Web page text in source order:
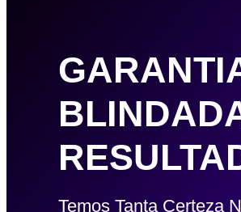
Temos Tanta Certeza